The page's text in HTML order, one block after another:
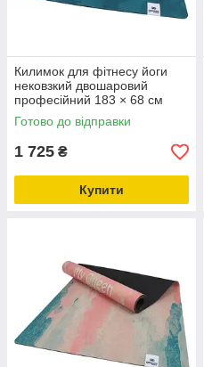
Килимок для фітнесу йоги
нековзкий двошаровий
професійний 183 × 68 см
товщина 4 мм льон каучук
Gemini Pro JFY-0703
Готово до відправки
1 725 ₴
Купити